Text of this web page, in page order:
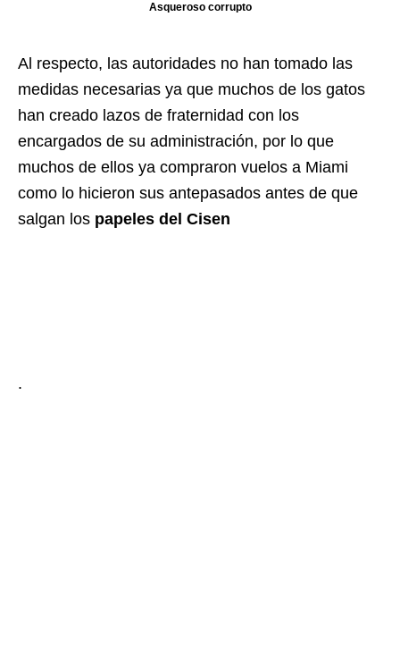
Asqueroso corrupto
Al respecto, las autoridades no han tomado las
medidas necesarias ya que muchos de los gatos
han creado lazos de fraternidad con los
encargados de su administración, por lo que
muchos de ellos ya compraron vuelos a Miami
como lo hicieron sus antepasados antes de que
salgan los papeles del Cisen
.